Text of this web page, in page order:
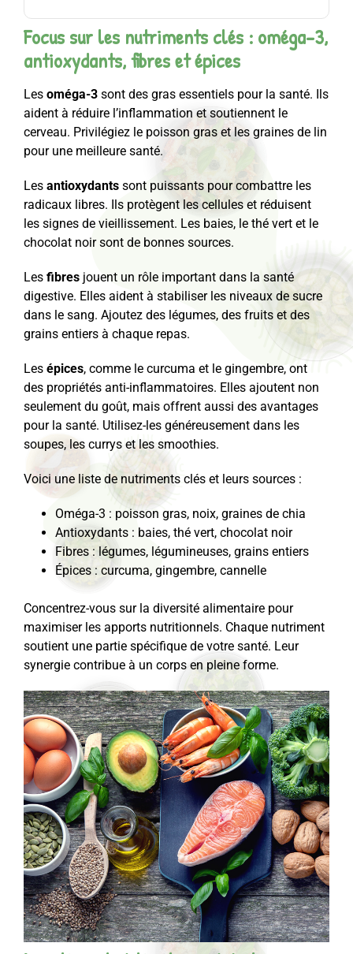
Focus sur les nutriments clés : oméga-3,
antioxydants, fibres et épices
Les oméga-3 sont des gras essentiels pour la santé. Ils
aident à réduire l’inflammation et soutiennent le
cerveau. Privilégiez le poisson gras et les graines de lin
pour une meilleure santé.
Les antioxydants sont puissants pour combattre les
radicaux libres. Ils protègent les cellules et réduisent
les signes de vieillissement. Les baies, le thé vert et le
chocolat noir sont de bonnes sources.
Les fibres jouent un rôle important dans la santé
digestive. Elles aident à stabiliser les niveaux de sucre
dans le sang. Ajoutez des légumes, des fruits et des
grains entiers à chaque repas.
Les épices, comme le curcuma et le gingembre, ont
des propriétés anti-inflammatoires. Elles ajoutent non
seulement du goût, mais offrent aussi des avantages
pour la santé. Utilisez-les généreusement dans les
soupes, les currys et les smoothies.
Voici une liste de nutriments clés et leurs sources :
Oméga-3 : poisson gras, noix, graines de chia
Antioxydants : baies, thé vert, chocolat noir
Fibres : légumes, légumineuses, grains entiers
Épices : curcuma, gingembre, cannelle
Concentrez-vous sur la diversité alimentaire pour
maximiser les apports nutritionnels. Chaque nutriment
soutient une partie spécifique de votre santé. Leur
synergie contribue à un corps en pleine forme.